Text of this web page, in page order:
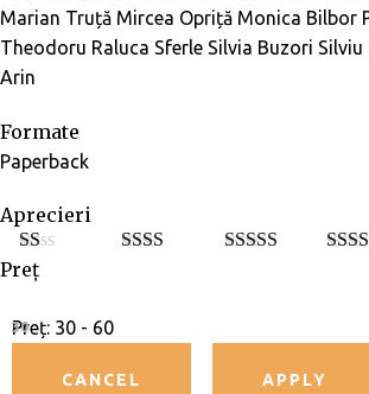
Marian Truță Mircea Opriță Monica Bilbor
Theodoru Raluca Sferle Silvia Buzori Silviu
Arin
Formate
Paperback
Aprecieri
E
va
at
la
Preț
30
Preț: 30 - 60